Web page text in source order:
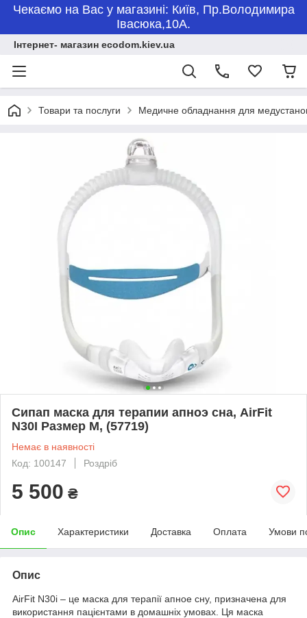
Чекаємо на Вас у магазині: Київ, Пр.Володимира
Івасюка,10А.
Інтернет- магазин ecodom.kiev.ua
Товари та послуги Медичне обладнання для
Сипап маска для терапии апноэ сна, AirFit
N30I Размер M, (57719)
Немає в наявності
Код: 100147
Роздріб
5 500 ₴
Опис Характеристики Доставка Оплата Умови
Опис
AirFit N30i – це маска для терапії апное сну, призначена для
використання пацієнтами в домашніх умовах. Ця маска